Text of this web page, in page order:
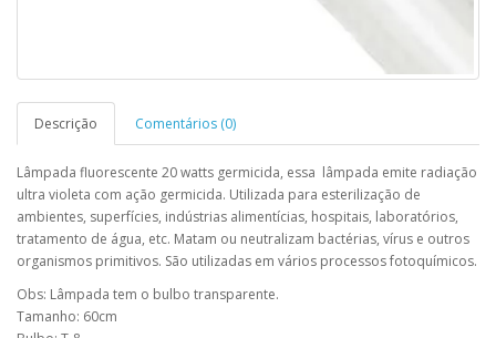
Descrição Comentários (0)
Lâmpada fluorescente 20 watts germicida, essa lâmpada emite radiação
ultra violeta com ação germicida. Utilizada para esterilização de
ambientes, superfícies, indústrias alimentícias, hospitais, laboratórios,
tratamento de água, etc. Matam ou neutralizam bactérias, vírus e outros
organismos primitivos. São utilizadas em vários processos fotoquímicos.
Obs: Lâmpada tem o bulbo transparente.
Tamanho: 60cm